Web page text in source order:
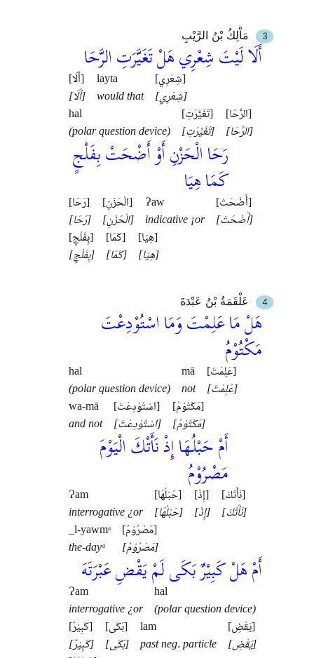
مَاْلِكُ بْنُ الرَّيْبِ
أَلَا لَيْتَ شِعْرِي هَلْ تَغَيَّرَتِ الرَّحَا
[أَلَا]
[أَلَا]
layta
would that
[شِعْرِي]
[شِعْرِي]
hal
(polar question device)
[تَغَيَّرَتِ]
[تَغَيَّرَتِ]
[الرَّحَا]
[الرَّحَا]
رَحَا الْحَزْنِ أَوْ أَضْحَتْ بِفَلْجٍ
كَمَا هِيَا
[رَحَا]
[رَحَا]
[الْحَزْنِ]
[الْحَزْنِ]
Ɂaw
indicative ¡or
[أَضْحَتْ]
[أَضْحَتْ]
[بِفَلْجٍ]
[بِفَلْجٍ]
[كَمَا]
[كَمَا]
[هِيَا]
[هِيَا]
عَلْقَمَةُ بْنُ عَبْدَةَ
هَلْ مَا عَلِمْتَ وَمَا اسْتُوْدِعْتَ
مَكْتُوْمُ
hal
(polar question device)
mā
not
[عَلِمْتَ]
[عَلِمْتَ]
wa-mā
and not
[اسْتُوْدِعْتَ]
[اسْتُوْدِعْتَ]
[مَكْتُوْمُ]
[مَكْتُوْمُ]
أَمْ حَبْلُهَا إِذْ نَأَتْكَ الْيَوْمَ
مَصْرُوْمُ
Ɂam
interrogative ¿or
[حَبْلُهَا]
[حَبْلُهَا]
[إِذْ]
[إِذْ]
[نَأَتْكَ]
[نَأَتْكَ]
_l-yawmᵃ
the-dayᵃ
[مَصْرُوْمُ]
[مَصْرُوْمُ]
أَمْ هَلْ كَبِيْرٌ بَكَى لَمْ يَقْضِ عَبْرَتَهَ
Ɂam
interrogative ¿or
hal
(polar question device)
[كَبِيْرٌ]
[كَبِيْرٌ]
[بَكَى]
[بَكَى]
lam
past neg. particle
[يَقْضِ]
[يَقْضِ]